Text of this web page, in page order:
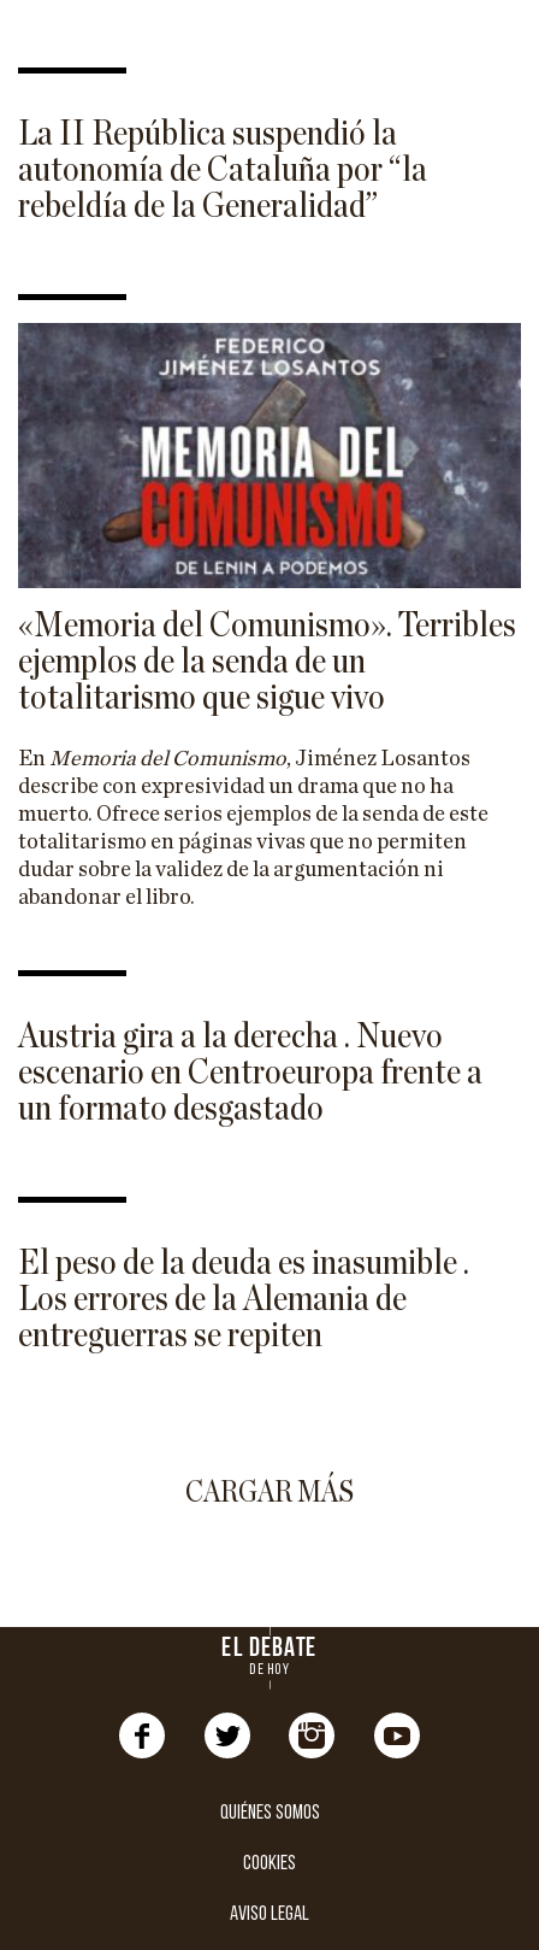
La II República suspendió la
autonomía de Cataluña por “la
rebeldía de la Generalidad”
«Memoria del Comunismo». Terribles
ejemplos de la senda de un
totalitarismo que sigue vivo
EnMemoria del Comunismo, Jiménez Losantos
describe con expresividad un drama que no ha
muerto. Ofrece serios ejemplos de la senda de este
totalitarismo en páginas vivas que no permiten
dudar sobre la validez de la argumentación ni
abandonar el libro.
Austria gira a la derecha . Nuevo
escenario en Centroeuropa frente a
un formato desgastado
El peso de la deuda es inasumible .
Los errores de la Alemania de
entreguerras se repiten
CARGAR MÁS
EL DEBATE
DE HOY
Quiénes somos
cookies
aviso legal